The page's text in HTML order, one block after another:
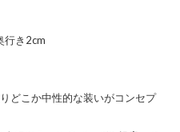
行き2cm
どこか中性的な装いがコンセプ